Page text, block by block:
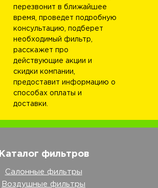
перезвонит в ближайшее
время, проведет подробную
консультацию, подберет
необходимый фильтр,
расскажет про
действующие акции и
скидки компании,
предоставит информацию о
способах оплаты и
доставки.
Каталог фильтров
Салонные фильтры
Воздушные фильтры